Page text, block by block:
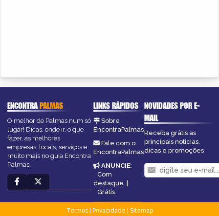
ENCONTRAPALMAS
O melhor de Palmas num só
lugar! Dicas, onde ir, o que
fazer, as melhores
empresas, locais, serviços e
muito mais no guia Encontra
Palmas.
LINKS RÁPIDOS
Sobre
EncontraPalmas
Fale com o
EncontraPalmas
ANUNCIE:
Com
destaque |
Grátis
NOVIDADES POR E-
MAIL
Receba grátis as
principais notícias,
dicas e promoções
Termos| Privacidade
Sitemap